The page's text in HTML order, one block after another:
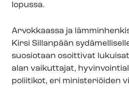
lopussa.
Arvokkaassa ja
Kirsi Sillanpään
suosiotaan osoittivat
alan vaikuttajat,
poliitikot, eri ministeriöiden